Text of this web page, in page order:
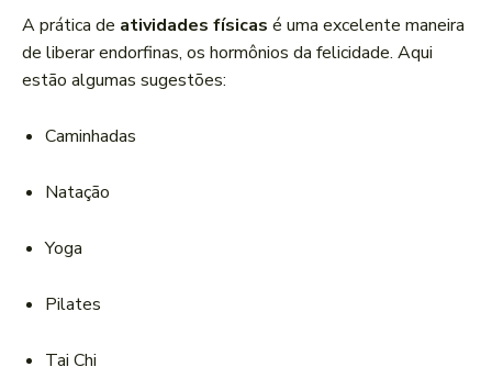
A prática de atividades físicas é uma excelente maneira
de liberar endorfinas, os hormônios da felicidade. Aqui
estão algumas sugestões:
Caminhadas
Natação
Yoga
Pilates
Tai Chi